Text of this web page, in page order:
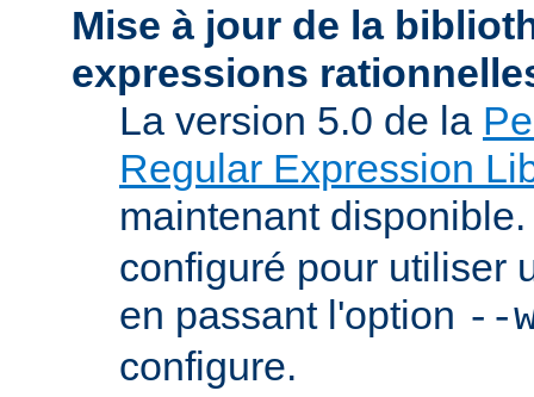
Mise à jour de la
expressions
La version 5.0 de la
Regular Expression
maintenant
configuré pour utiliser
en passant l'option --
configure.